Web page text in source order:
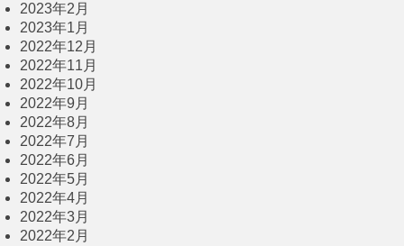
2023年2月
2023年1月
2022年12月
2022年11月
2022年10月
2022年9月
2022年8月
2022年7月
2022年6月
2022年5月
2022年4月
2022年3月
2022年2月